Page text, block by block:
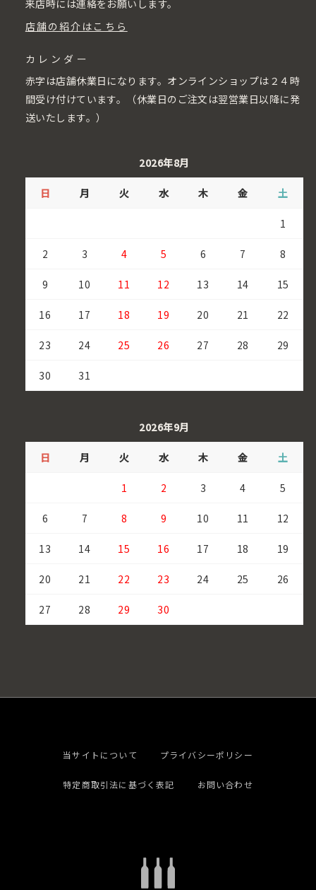
来店時には連絡をお願いします。
店舗の紹介はこちら
カレンダー
赤字は店舗休業日になります。オンラインショップは２４時
間受け付けています。（休業日のご注文は翌営業日以降に発
送いたします。）
2026年8月
日 月 火 水 木 金 土
1
2 3 4 5 6 7 8
9 10 11 12 13 14 15
16 17 18 19 20 21 22
23 24 25 26 27 28 29
30 31
2026年9月
日 月 火 水 木 金 土
1 2 3 4 5
6 7 8 9 10 11 12
13 14 15 16 17 18 19
20 21 22 23 24 25 26
27 28 29 30
当サイトについて プライバシーポリシー
特定商取引法に基づく表記 お問い合わせ